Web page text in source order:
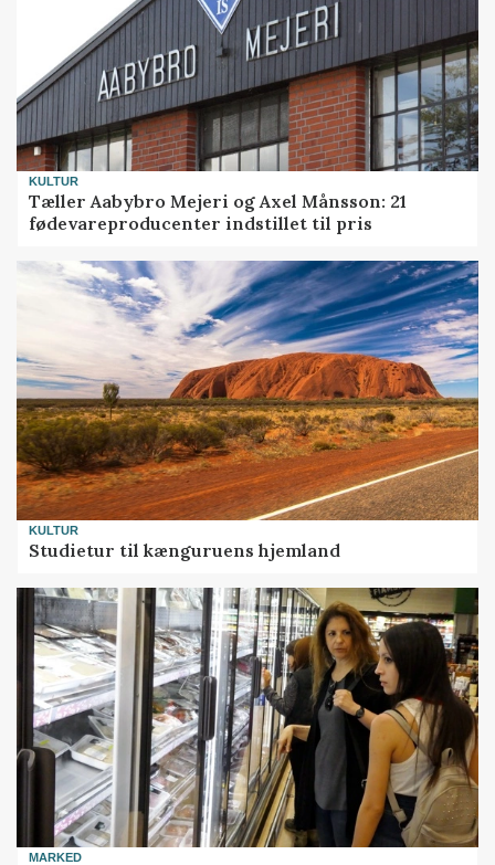
KULTUR
Tæller Aabybro Mejeri og Axel Månsson: 21
fødevareproducenter indstillet til pris
KULTUR
Studietur til kænguruens hjemland
MARKED